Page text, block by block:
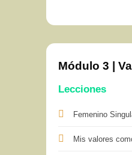
Módulo 3 |
Lecciones
Femenino
Mis valores